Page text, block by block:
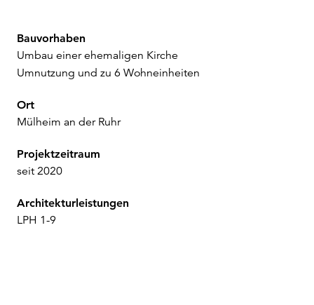
Bauvorhaben
Umbau einer ehemaligen Kirche
Umnutzung und zu 6 Wohneinheiten
Ort
Mülheim an der Ruhr
Projektzeitraum
seit 2020
Architekturleistungen
LPH 1-9